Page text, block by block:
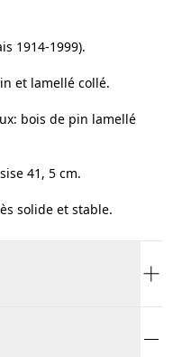
1914-1999).
et lamellé collé.
bois de pin lamellé
41, 5 cm.
solide et stable.